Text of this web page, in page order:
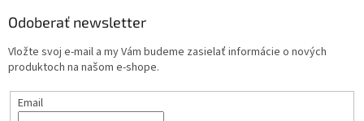
Odoberať newsletter
Vložte svoj e-mail a my Vám budeme zasielať informácie o nových
produktoch na našom e-shope.
Email